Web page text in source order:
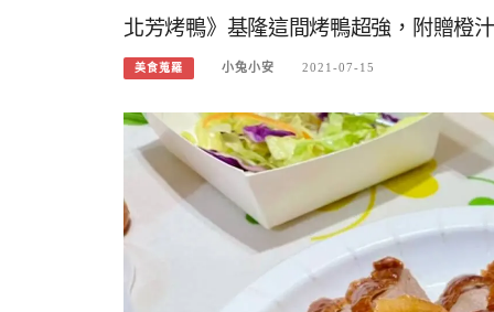
北芳烤鴨》基隆這間烤鴨超強，附贈橙
美食蒐羅 小兔小安 2021-07-15